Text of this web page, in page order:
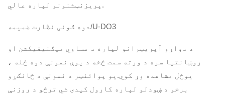
پریزنټشنونو لپاره عالي.
دوه ګونی نظارت ضمیمه/U-DO3
د دواړو آپریټرانو لپاره د مساوي میګنیفیکشن او
روښانتیا سره د ورته سمت څخه د یوې نمونې دوه ځله ،
یوځل مشاهده وړ کوي.یو پوائنټر د نمونې د ځانګړو
برخو د ښودلو لپاره کارول کیدی شي ترڅو د روزنې